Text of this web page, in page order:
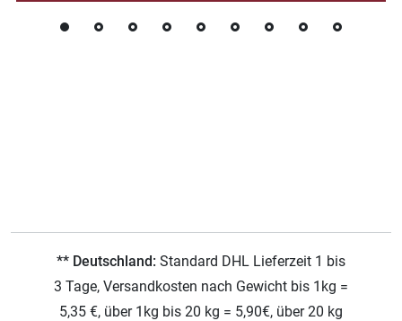
** Deutschland: Standard DHL Lieferzeit 1 bis
3 Tage, Versandkosten nach Gewicht bis 1kg =
5,35 €, über 1kg bis 20 kg = 5,90€, über 20 kg